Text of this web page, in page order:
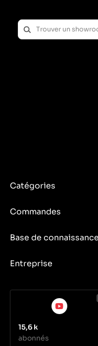
Catégories
Commandes
Base de
Entreprise
15,6 k
abonnés